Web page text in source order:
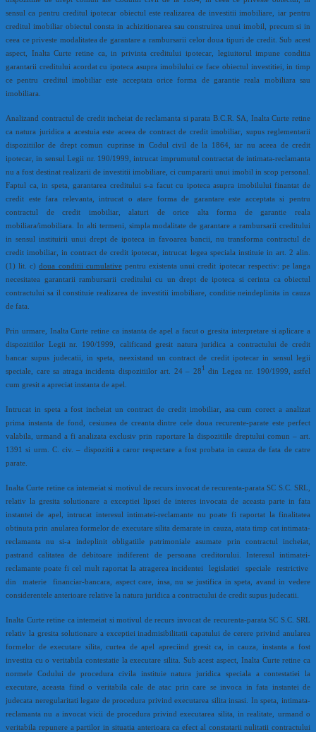
sensul ca pentru creditul ipotecar obiectul este realizarea de investitii imobiliare, iar pentru
creditul imobiliar obiectul consta in achizitionarea sau construirea unui imobil, precum si in
ceea ce priveste modalitatea de garantare a rambursarii celor doua tipuri de credit. Sub acest
aspect, Inalta Curte retine ca, in privinta creditului ipotecar, legiuitorul impune conditia
garantarii creditului acordat cu ipoteca asupra imobilului ce face obiectul investitiei, in timp
ce pentru creditul imobiliar este acceptata orice forma de garantie reala mobiliara sau
imobiliara.
Analizand contractul de credit incheiat de reclamanta si parata B.C.R. SA, Inalta Curte retine
ca natura juridica a acestuia este aceea de contract de credit imobiliar, supus reglementarii
dispozitiilor de drept comun cuprinse in Codul civil de la 1864, iar nu aceea de credit
ipotecar, in sensul Legii nr. 190/1999, intrucat imprumutul contractat de intimata-reclamanta
nu a fost destinat realizarii de investitii imobiliare, ci cumpararii unui imobil in scop personal.
Faptul ca, in speta, garantarea creditului s-a facut cu ipoteca asupra imobilului finantat de
credit este fara relevanta, intrucat o atare forma de garantare este acceptata si pentru
contractul de credit imobiliar, alaturi de orice alta forma de garantie reala
mobiliara/imobiliara. In alti termeni, simpla modalitate de garantare a rambursarii creditului
in sensul instituirii unui drept de ipoteca in favoarea bancii, nu transforma contractul de
credit imobiliar, in contract de credit ipotecar, intrucat legea speciala instituie in art. 2 alin.
(1) lit. c)doua conditii cumulativepentru existenta unui credit ipotecar respectiv: pe langa
necesitatea garantarii rambursarii creditului cu un drept de ipoteca si cerinta ca obiectul
contractului sa il constituie realizarea de investitii imobiliare, conditie neindeplinita in cauza
de fata.
Prin urmare, Inalta Curte retine ca instanta de apel a facut o gresita interpretare si aplicare a
dispozitiilor Legii nr. 190/1999, calificand gresit natura juridica a contractului de credit
bancar supus judecatii, in speta, neexistand un contract de credit ipotecar in sensul legii
speciale, care sa atraga incidenta dispozitiilor art. 24 – 28 1
din Legea nr. 190/1999, astfel
cum gresit a apreciat instanta de apel.
Intrucat in speta a fost incheiat un contract de credit imobiliar, asa cum corect a analizat
prima instanta de fond, cesiunea de creanta dintre cele doua recurente-parate este perfect
valabila, urmand a fi analizata exclusiv prin raportare la dispozitiile dreptului comun – art.
1391 si urm. C. civ. – dispozitii a caror respectare a fost probata in cauza de fata de catre
parate.
Inalta Curte retine ca intemeiat si motivul de recurs invocat de recurenta-parata SC S.C. SRL,
relativ la gresita solutionare a exceptiei lipsei de interes invocata de aceasta parte in fata
instantei de apel, intrucat interesul intimatei-reclamante nu poate fi raportat la finalitatea
obtinuta prin anularea formelor de executare silita demarate in cauza, atata timp cat intimata-
reclamanta nu si-a indeplinit obligatiile patrimoniale asumate prin contractul incheiat,
pastrand calitatea de debitoare indiferent de persoana creditorului. Interesul intimatei-
reclamante poate fi cel mult raportat la atragerea incidentei legislatiei speciale restrictive
din materie financiar-bancara, aspect care, insa, nu se justifica in speta, avand in vedere
considerentele anterioare relative la natura juridica a contractului de credit supus judecatii.
Inalta Curte retine ca intemeiat si motivul de recurs invocat de recurenta-parata SC S.C. SRL
relativ la gresita solutionare a exceptiei inadmisibilitatii capatului de cerere privind anularea
formelor de executare silita, curtea de apel apreciind gresit ca, in cauza, instanta a fost
investita cu o veritabila contestatie la executare silita. Sub acest aspect, Inalta Curte retine ca
normele Codului de procedura civila instituie natura juridica speciala a contestatiei la
executare, aceasta fiind o veritabila cale de atac prin care se invoca in fata instantei de
judecata neregularitati legate de procedura privind executarea silita insasi. In speta, intimata-
reclamanta nu a invocat vicii de procedura privind executarea silita, in realitate, urmand o
veritabila repunere a partilor in situatia anterioara ca efect al constatarii nulitatii contractului